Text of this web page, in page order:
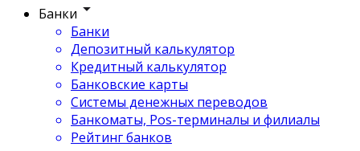
Банки
Банки
Депозитный калькулятор
Кредитный калькулятор
Банковские карты
Системы денежных переводов
Банкоматы, Pos-терминалы и филиалы
Рейтинг банков